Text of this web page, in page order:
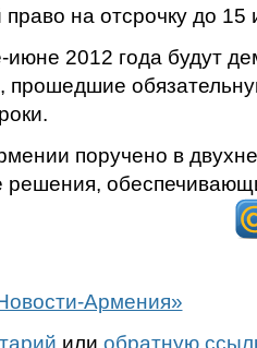
на отсрочку до 15
июне 2012 года будут
прошедшие
поручено в
решения,
Армения»
или обратную